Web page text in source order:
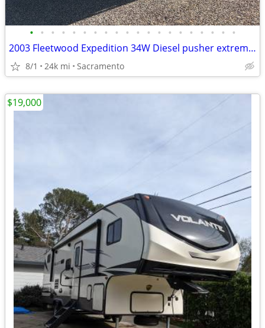
• • • • • • • • • • • • • • • • • • • •
2003 Fleetwood Expedition 34W Diesel pusher extremely low
8/1 24k mi Sacramento
$19,000